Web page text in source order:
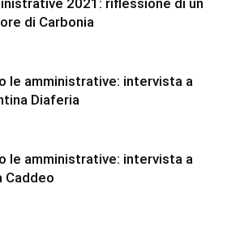
2021: riflessione di un
di Carbonia
le amministrative: intervista a
Diaferia
le amministrative: intervista a
Caddeo